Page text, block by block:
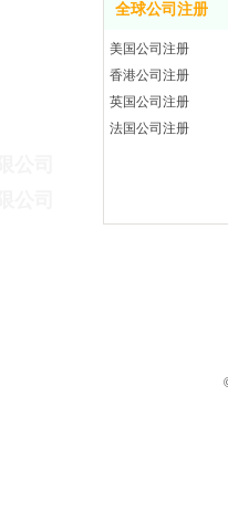
全球公司注册
美国公司注册
香港公司注册
英国公司注册
法国公司注册